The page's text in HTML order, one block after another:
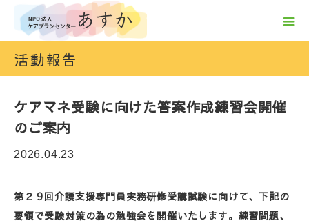
活動報告
ケアマネ受験に向けた答案作成練習会開催
のご案内
2026.04.23
第２９回介護支援専門員実務研修受講試験に向けて、下記の
要領で受験対策の為の勉強会を開催いたします。練習問題、